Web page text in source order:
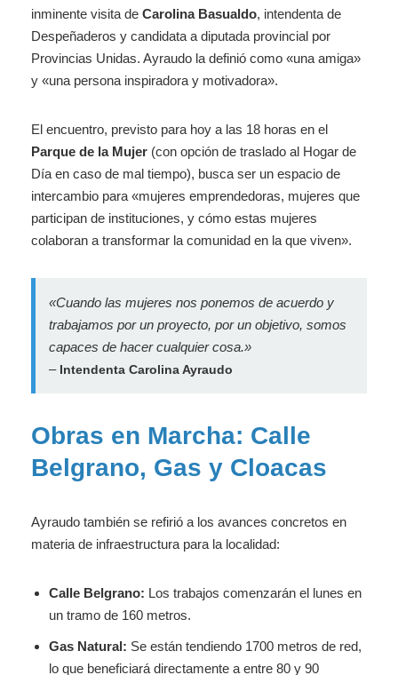
inminente visita de Carolina Basualdo, intendenta de
Despeñaderos y candidata a diputada provincial por
Provincias Unidas. Ayraudo la definió como «una amiga»
y «una persona inspiradora y motivadora».
El encuentro, previsto para hoy a las 18 horas en el
Parque de la Mujer (con opción de traslado al Hogar de
Día en caso de mal tiempo), busca ser un espacio de
intercambio para «mujeres emprendedoras, mujeres que
participan de instituciones, y cómo estas mujeres
colaboran a transformar la comunidad en la que viven».
«Cuando las mujeres nos ponemos de acuerdo y
trabajamos por un proyecto, por un objetivo, somos
capaces de hacer cualquier cosa.»
– Intendenta Carolina Ayraudo
Obras en Marcha: Calle
Belgrano, Gas y Cloacas
Ayraudo también se refirió a los avances concretos en
materia de infraestructura para la localidad:
Calle Belgrano: Los trabajos comenzarán el lunes en
un tramo de 160 metros.
Gas Natural: Se están tendiendo 1700 metros de red,
lo que beneficiará directamente a entre 80 y 90